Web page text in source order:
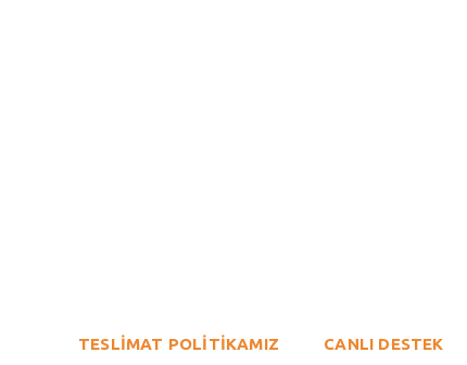
Ürün açıklamasında eksik bilgiler bulunuyor.
TESLİMAT POLİTİKAMIZ CANLI DESTEK